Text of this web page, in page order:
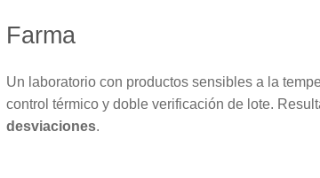
Farma
Un laboratorio con productos sensibles a la
control térmico y doble verificación de lote.
desviaciones.